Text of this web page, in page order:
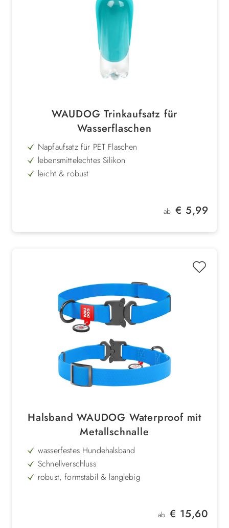
WAUDOG Trinkaufsatz für
Wasserflaschen
Napfaufsatz für PET Flaschen
lebensmittelechtes Silikon
leicht & robust
Regulärer Preis:
ab € 5,99
Halsband WAUDOG Waterproof mit
Metallschnalle
wasserfestes Hundehalsband
Schnellverschluss
robust, formstabil & langlebig
Regulärer Preis:
ab € 15,60